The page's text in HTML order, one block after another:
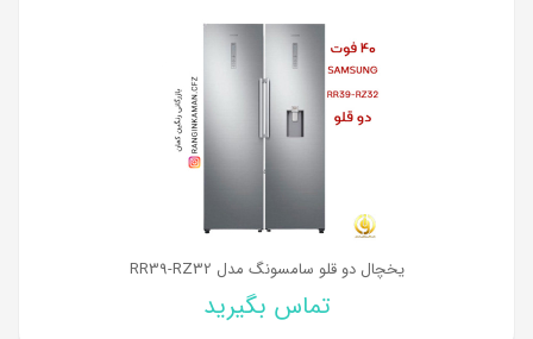
یخچال دو قلو سامسونگ مدل RR39-RZ32
تماس بگیرید